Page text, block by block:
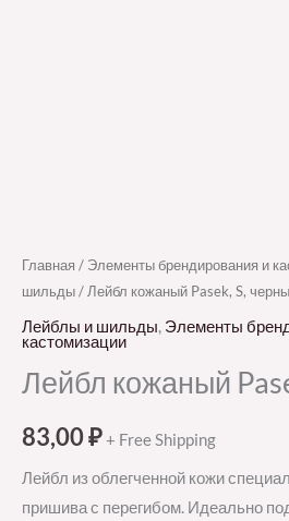
Главная / Элементы брендирования и
шильды/ Лейбл кожаный Pasek, S,
Лейблы и шильды, Элементы
кастомизации
Лейбл кожаный
83,00₽+ Free Shipping
Лейбл из облегченной кожи
пришива с перегибом. Идеально